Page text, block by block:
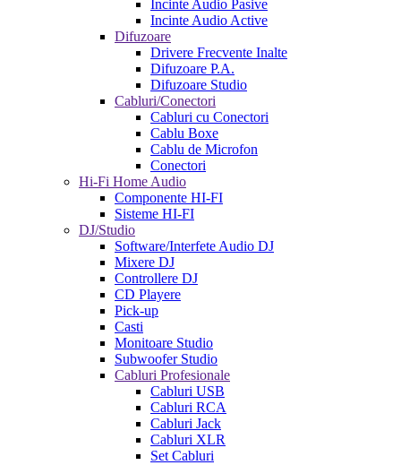
Incinte Audio Pasive
Incinte Audio Active
Difuzoare
Drivere Frecvente Inalte
Difuzoare P.A.
Difuzoare Studio
Cabluri/Conectori
Cabluri cu Conectori
Cablu Boxe
Cablu de Microfon
Conectori
Hi-Fi Home Audio
Componente HI-FI
Sisteme HI-FI
DJ/Studio
Software/Interfete Audio DJ
Mixere DJ
Controllere DJ
CD Playere
Pick-up
Casti
Monitoare Studio
Subwoofer Studio
Cabluri Profesionale
Cabluri USB
Cabluri RCA
Cabluri Jack
Cabluri XLR
Set Cabluri